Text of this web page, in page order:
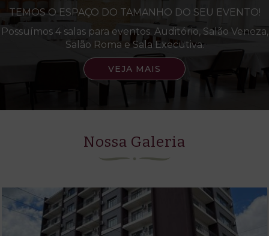
TEMOS O ESPAÇO DO TAMANHO DO SEU EVENTO!
Possuímos 4 salas para eventos. Auditório, Salão Veneza,
Salão Roma e Sala Executiva.
VEJA MAIS
Nossa Galeria